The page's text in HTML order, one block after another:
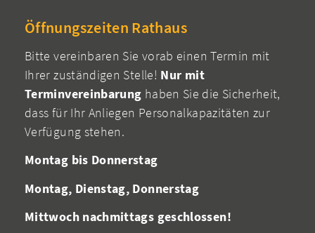
Öffnungszeiten Rathaus
Bitte vereinbaren Sie vorab einen Termin mit
Ihrer zuständigen Stelle! Nur mit
Terminvereinbarung haben Sie die Sicherheit,
dass für Ihr Anliegen Personalkapazitäten zur
Verfügung stehen.
Montag bis Donnerstag
Montag, Dienstag, Donnerstag
Mittwoch nachmittags geschlossen!